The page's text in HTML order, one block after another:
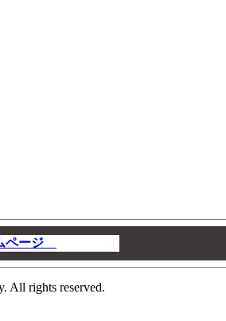
ページ
All rights reserved.